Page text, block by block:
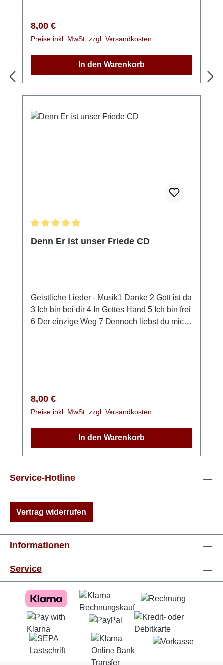
Regulärer Preis:
8,00 €
Preise inkl. MwSt. zzgl. Versandkosten
In den Warenkorb
Denn Er ist unser Friede CD
Geistliche Lieder - Musik1 Danke 2 Gott ist da
3 Ich bin bei dir 4 In Gottes Hand 5 Ich bin frei
6 Der einzige Weg 7 Dennoch liebst du mich
Regulärer Preis:
8,00 €
Preise inkl. MwSt. zzgl. Versandkosten
In den Warenkorb
Service-Hotline
Vertrag widerrufen
Informationen
Service